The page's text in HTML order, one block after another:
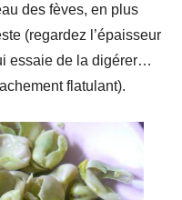
des fèves, en plus
(regardez l’épaisseur
essaie de la digérer…
flatulant).